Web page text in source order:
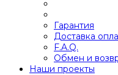
Гарантия
Доставка
F.A.Q.
Обмен и
Наши проекты